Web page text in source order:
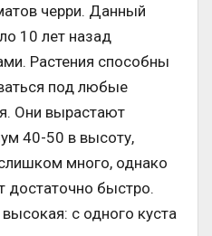
черри. Данный
10 лет назад
Растения способны
под любые
Они вырастают
40-50 в высоту,
много, однако
достаточно быстро.
с одного куста